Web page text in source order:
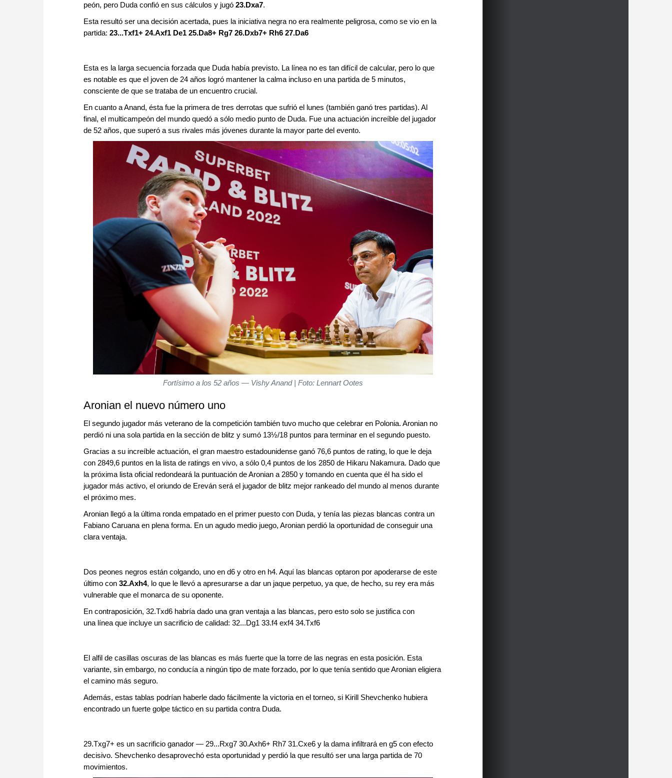
peón, pero Duda confió en sus cálculos y jugó 23.Dxa7.
Esta resultó ser una decisión acertada, pues la iniciativa negra no era realmente peligrosa, como se vio en la
partida: 23...Txf1+ 24.Axf1 De1 25.Da8+ Rg7 26.Dxb7+ Rh6 27.Da6
Esta es la larga secuencia forzada que Duda había previsto. La línea no es tan difícil de calcular, pero lo que
es notable es que el joven de 24 años logró mantener la calma incluso en una partida de 5 minutos,
consciente de que se trataba de un encuentro crucial.
En cuanto a Anand, ésta fue la primera de tres derrotas que sufrió el lunes (también ganó tres partidas). Al
final, el multicampeón del mundo quedó a sólo medio punto de Duda. Fue una actuación increíble del jugador
de 52 años, que superó a sus rivales más jóvenes durante la mayor parte del evento.
Fortísimo a los 52 años — Vishy Anand | Foto: Lennart Ootes
Aronian el nuevo número uno
El segundo jugador más veterano de la competición también tuvo mucho que celebrar en Polonia. Aronian no
perdió ni una sola partida en la sección de blitz y sumó 13½/18 puntos para terminar en el segundo puesto.
Gracias a su increíble actuación, el gran maestro estadounidense ganó 76,6 puntos de rating, lo que le deja
con 2849,6 puntos en la lista de ratings en vivo, a sólo 0,4 puntos de los 2850 de Hikaru Nakamura. Dado que
la próxima lista oficial redondeará la puntuación de Aronian a 2850 y tomando en cuenta que él ha sido el
jugador más activo, el oriundo de Ereván será el jugador de blitz mejor rankeado del mundo al menos durante
el próximo mes.
Aronian llegó a la última ronda empatado en el primer puesto con Duda, y tenía las piezas blancas contra un
Fabiano Caruana en plena forma. En un agudo medio juego, Aronian perdió la oportunidad de conseguir una
clara ventaja.
Dos peones negros están colgando, uno en d6 y otro en h4. Aquí las blancas optaron por apoderarse de este
último con 32.Axh4, lo que le llevó a apresurarse a dar un jaque perpetuo, ya que, de hecho, su rey era más
vulnerable que el monarca de su oponente.
En contraposición, 32.Txd6 habría dado una gran ventaja a las blancas, pero esto solo se justifica con
una línea que incluye un sacrificio de calidad: 32...Dg1 33.f4 exf4 34.Txf6
El alfil de casillas oscuras de las blancas es más fuerte que la torre de las negras en esta posición. Esta
variante, sin embargo, no conducía a ningún tipo de mate forzado, por lo que tenía sentido que Aronian eligiera
el camino más seguro.
Además, estas tablas podrían haberle dado fácilmente la victoria en el torneo, si Kirill Shevchenko hubiera
encontrado un fuerte golpe táctico en su partida contra Duda.
29.Txg7+ es un sacrificio ganador — 29...Rxg7 30.Axh6+ Rh7 31.Cxe6 y la dama infiltrará en g5 con efecto
decisivo. Shevchenko desaprovechó esta oportunidad y perdió la que resultó ser una larga partida de 70
movimientos.